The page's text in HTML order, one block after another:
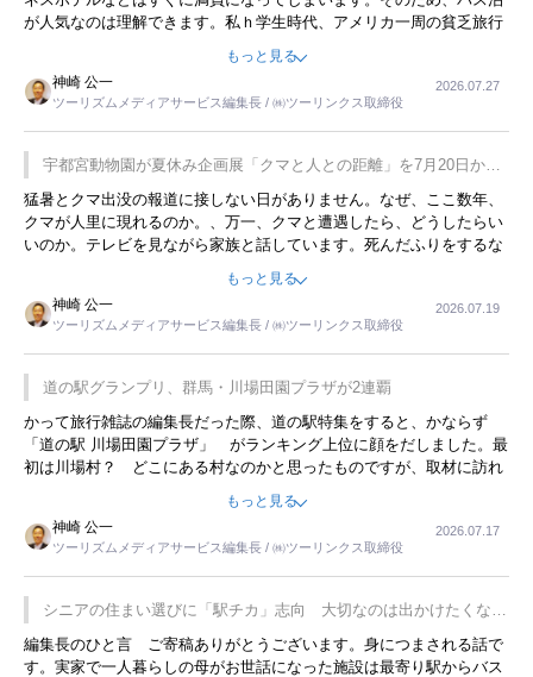
が人気なのは理解できます。私ｈ学生時代、アメリカ一周の貧乏旅行
をした時は、移動はグレイハウンドバスでした。夕方から夜の便を利
用してホテル代を浮かせていました。ただし、若いからできたことで
す。若い人が夜行バスで京都に行った、青森に行ったと聞くと、疲れ
が残らないのかなと思ってしまいます。
もっと見る
神崎 公一
ツーリズムメディアサービス編集長 / ㈱ツーリンクス取締役
2026.07.27
宇都宮動物園が夏休み企画展「クマと人との距離」を7月20日から
開催
猛暑とクマ出没の報道に接しない日がありません。なぜ、ここ数年、
クマが人里に現れるのか。、万一、クマと遭遇したら、どうしたらい
いのか。テレビを見ながら家族と話しています。死んだふりをするな
んてことは、冗談でもいえません。そんな中で、この企画展はタイム
もっと見る
神崎 公一
ツーリズムメディアサービス編集長 / ㈱ツーリンクス取締役
2026.07.19
道の駅グランプリ、群馬・川場田園プラザが2連覇
かって旅行雑誌の編集長だった際、道の駅特集をすると、かならず
「道の駅 川場田園プラザ」 がランキング上位に顔をだしました。最
初は川場村？ どこにある村なのかと思ったものですが、取材に訪れ
永井 彰一社長にインタビューしたら、興味深い話が次々が飛び出しま
した。プレゼンも巧みで、今でも思い出すことが２つあります。一つ
は、従業員に東京ディズニーランドを見学させ、サービス業、接客業
の何かを理解してもらっていることです。 もう一つは1800円もする
プレミアムヨーグルトを販売するにあたり、社内に懸念もあったそう
です。永井社長は、駐車場に都内ナンバーの高級外車が停まっている
ことに目をつけ、高級商品でも売れると確信したそうです。今回の記
事を懐かしく読みました。
もっと見る
神崎 公一
ツーリズムメディアサービス編集長 / ㈱ツーリンクス取締役
2026.07.17
シニアの住まい選びに「駅チカ」志向 大切なのは出かけたくなる
暮らし
編集長のひと言 ご寄稿ありがとうございます。身につまされる話で
す。実家で一人暮らしの母がお世話になった施設は最寄り駅からバス